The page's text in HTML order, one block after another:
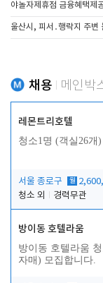
야놀자제휴점 금융혜택제
울산시, 피서․행락지 주변
채용 메인박
레몬트리호텔
청소1명 (객실26개)
서울 종로구 월
청소 외
경력무관
방이동 호텔라움
방이동 호텔라움
자매) 모집합니다.